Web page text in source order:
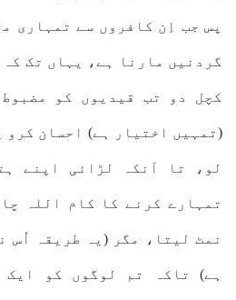
پس جب اِن کافروں سے تمہاری
گردنیں مارنا ہے، یہاں تک
کچل دو تب قیدیوں کو
(تمہیں اختیار ہے) احسان کرو
لو، تا آنکہ لڑائی اپنے
تمہارے کرنے کا کام اللہ
نمٹ لیتا، مگر (یہ طریقہ اُس
ہے) تاکہ تم لوگوں کو